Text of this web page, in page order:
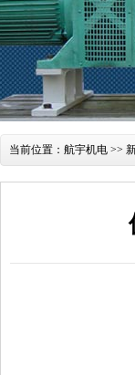
当前位置： 航宇机电 >>